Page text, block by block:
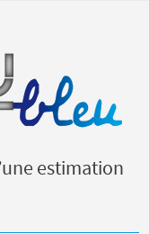
estimation